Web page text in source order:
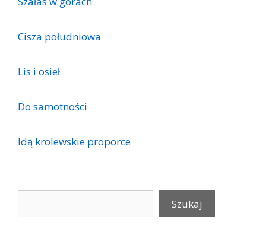
Cisza południowa
Lis i osieł
Do samotności
Idą krolewskie proporce
Szukaj